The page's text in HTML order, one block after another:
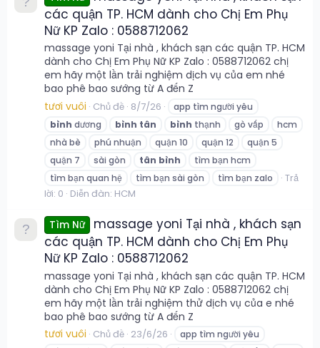
các quận TP. HCM dành cho Chị Em Phụ
Nữ KP Zalo : 0588712062
massage yoni Tại nhà , khách sạn các quận TP. HCM
dành cho Chị Em Phụ Nữ KP Zalo : 0588712062 chị
em hãy một lần trải nghiệm dịch vụ của em nhé
bao phê bao sướng từ A đến Z
tươi vuôi Chủ đề 8/7/26
app tìm người yêu
bình dương bình tân bình thạnh gò vấp
hcm
nhà bè
phú nhuận quận 10 quận 12
quận 5
quận 7
sài gòn tân bình
tìm bạn hcm
tìm bạn quan hệ
tìm bạn sài gòn tìm bạn zalo
Trả
lời: 0 Diễn đàn: HCM
Tìm Nữ
massage yoni Tại nhà , khách sạn
các quận TP. HCM dành cho Chị Em Phụ
Nữ KP Zalo : 0588712062
massage yoni Tại nhà , khách sạn các quận TP. HCM
dành cho Chị Em Phụ Nữ KP Zalo : 0588712062 chị
em hãy một lần trải nghiệm thử dịch vụ của e nhé
bao phê bao sướng từ A đến Z
tươi vuôi Chủ đề 23/6/26
app tìm người yêu